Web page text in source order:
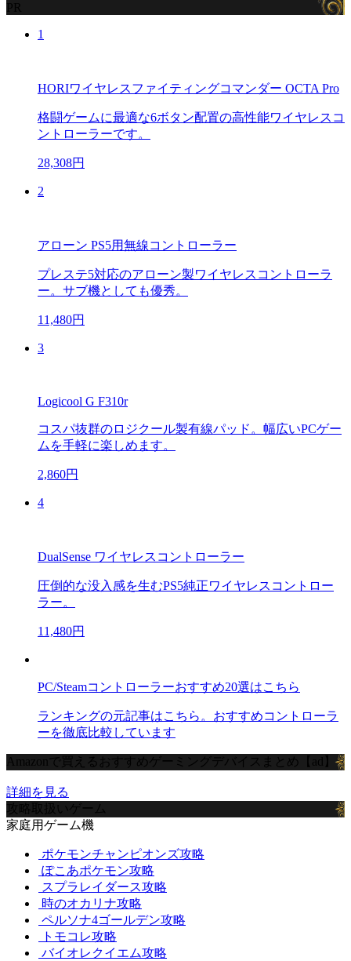
PR
1
HORIワイヤレスファイティングコマンダー OCTA Pro
格闘ゲームに最適な6ボタン配置の高性能ワイヤレスコ
ントローラーです。
28,308円
2
アローン PS5用無線コントローラー
プレステ5対応のアローン製ワイヤレスコントローラ
ー。サブ機としても優秀。
11,480円
3
Logicool G F310r
コスパ抜群のロジクール製有線パッド。幅広いPCゲー
ムを手軽に楽しめます。
2,860円
4
DualSense ワイヤレスコントローラー
圧倒的な没入感を生むPS5純正ワイヤレスコントロー
ラー。
11,480円
PC/Steamコントローラーおすすめ20選はこちら
ランキングの元記事はこちら。おすすめコントローラ
ーを徹底比較しています
Amazonで買えるおすすめゲーミングデバイスまとめ【ad】
詳細を見る
攻略取扱いゲーム
家庭用ゲーム機
ポケモンチャンピオンズ攻略
ぽこあポケモン攻略
スプラレイダース攻略
時のオカリナ攻略
ペルソナ4ゴールデン攻略
トモコレ攻略
バイオレクイエム攻略